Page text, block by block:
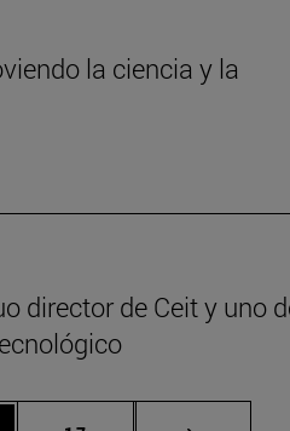
la ciencia y la
director de Ceit y uno